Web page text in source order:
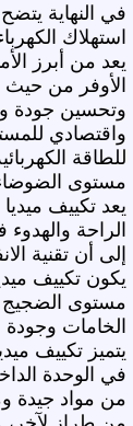
في النهاية
استهلاك
يعد من أبرز
الأوفر من حيث
وتحسين جودة
واقتصادي
للطاقة
مستوى الضوضاء
يعد تكييف
الراحة
إلى أن تقنية
يكون تكييف
مستوى الضجيج
الخامات وجودة
يتميز تكييف
في الوحدة
من مواد جيدة